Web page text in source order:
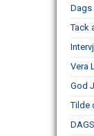
Dags
Tack
Vera
God
Tilde